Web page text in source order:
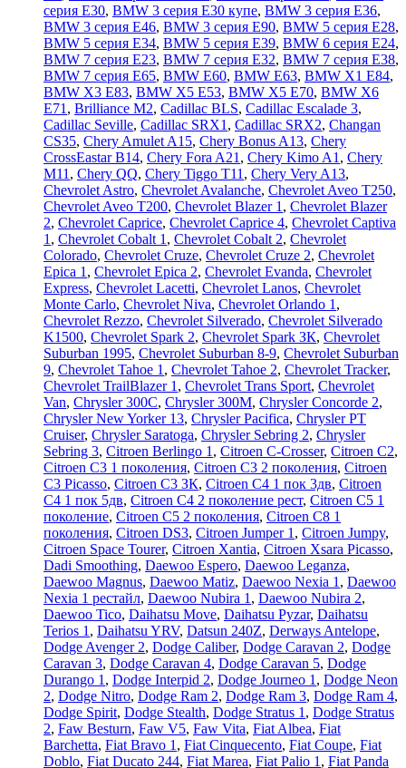
серия E30, BMW 3 серия E30 купе, BMW 3 серия E36,
BMW 3 серия E46, BMW 3 серия E90, BMW 5 серия E28,
BMW 5 серия E34, BMW 5 серия E39, BMW 6 серия E24,
BMW 7 серия E23, BMW 7 серия E32, BMW 7 серия E38,
BMW 7 серия E65, BMW E60, BMW E63, BMW X1 E84,
BMW X3 E83, BMW X5 E53, BMW X5 E70, BMW X6
E71 , Brilliance M2, Cadillac BLS, Cadillac Escalade 3,
Cadillac Seville, Cadillac SRX1 , Cadillac SRX2, Changan
CS35, Chery Amulet A15, Chery Bonus A13, Chery
CrossEastar B14, Chery Fora A21 , Chery Kimo A1 , Chery
M11 , Chery QQ, Chery Tiggo T11 , Chery Very A13,
Chevrolet Astro, Chevrolet Avalanche, Chevrolet Aveo T250,
Chevrolet Aveo Т200, Chevrolet Blazer 1 , Chevrolet Blazer
2, Chevrolet Caprice, Chevrolet Caprice 4, Chevrolet Captiva
1 , Chevrolet Cobalt 1 , Chevrolet Cobalt 2, Chevrolet
Colorado, Chevrolet Cruze, Chevrolet Cruze 2, Chevrolet
Epica 1 , Chevrolet Epica 2, Chevrolet Evanda, Chevrolet
Express, Chevrolet Lacetti, Chevrolet Lanos, Chevrolet
Monte Carlo, Chevrolet Niva, Chevrolet Orlando 1 ,
Chevrolet Rezzo, Chevrolet Silverado, Chevrolet Silverado
K1500, Chevrolet Spark 2, Chevrolet Spark ЗК, Chevrolet
Suburban 1995, Chevrolet Suburban 8-9, Chevrolet Suburban
9, Chevrolet Tahoe 1 , Chevrolet Tahoe 2, Chevrolet Tracker,
Chevrolet TrailBlazer 1 , Chevrolet Trans Sport, Chevrolet
Van, Chrysler 300C, Chrysler 300M, Chrysler Concorde 2,
Chrysler New Yorker 13, Chrysler Pacifica, Chrysler PT
Cruiser, Chrysler Saratoga, Chrysler Sebring 2, Chrysler
Sebring 3, Citroen Berlingo 1 , Citroen C-Crosser, Citroen C2,
Citroen C3 1 поколения, Citroen C3 2 поколения, Citroen
C3 Picasso, Citroen C3 ЗК, Citroen C4 1 пок 3дв, Citroen
C4 1 пок 5дв, Citroen C4 2 поколение рест, Citroen C5 1
поколение, Citroen C5 2 поколения, Citroen C8 1
поколения, Citroen DS3, Citroen Jumper 1 , Citroen Jumpy,
Citroen Space Tourer, Citroen Xantia, Citroen Xsara Picasso,
Dadi Smoothing, Daewoo Espero, Daewoo Leganza,
Daewoo Magnus, Daewoo Matiz, Daewoo Nexia 1 , Daewoo
Nexia 1 рестайл, Daewoo Nubira 1 , Daewoo Nubira 2,
Daewoo Tico, Daihatsu Move, Daihatsu Pyzar, Daihatsu
Terios 1 , Daihatsu YRV, Datsun 240Z, Derways Antelope,
Dodge Avenger 2, Dodge Caliber, Dodge Caravan 2, Dodge
Caravan 3, Dodge Caravan 4, Dodge Caravan 5, Dodge
Durango 1 , Dodge Interpid 2, Dodge Journeo 1 , Dodge Neon
2, Dodge Nitro, Dodge Ram 2, Dodge Ram 3, Dodge Ram 4,
Dodge Spirit, Dodge Stealth, Dodge Stratus 1 , Dodge Stratus
2, Faw Besturn, Faw V5, Faw Vita, Fiat Albea, Fiat
Barchetta, Fiat Bravo 1 , Fiat Cinquecento, Fiat Coupe, Fiat
Doblo, Fiat Ducato 244, Fiat Marea, Fiat Palio 1 , Fiat Panda